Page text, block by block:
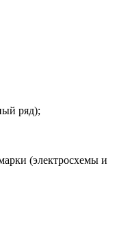
ряд);
(электросхемы и